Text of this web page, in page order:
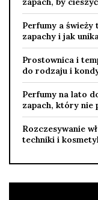
Perfumy a świeży
zapachy i jak
Prostownica i
do rodzaju i
Perfumy na lato
zapach, który nie
Rozczesywanie
techniki i